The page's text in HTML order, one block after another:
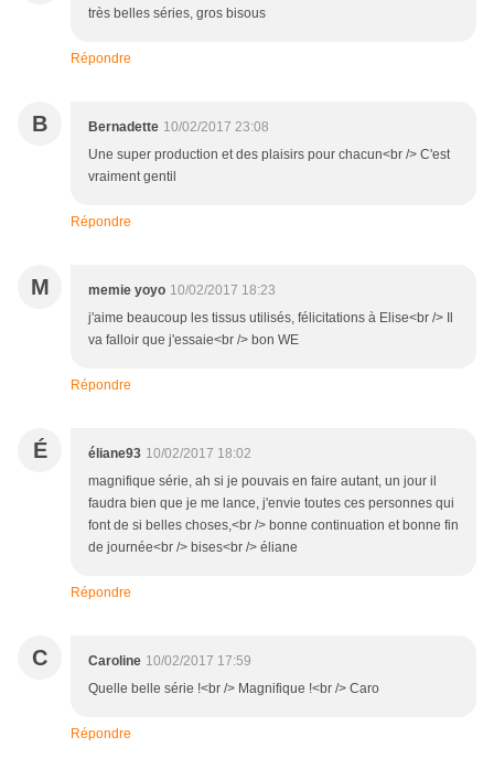
très belles séries, gros bisous
Répondre
B Bernadette 10/02/2017 23:08
Une super production et des plaisirs pour chacun<br /> C'est
vraiment gentil
Répondre
M memie yoyo 10/02/2017 18:23
j'aime beaucoup les tissus utilisés, félicitations à Elise<br /> Il
va falloir que j'essaie<br /> bon WE
Répondre
É éliane93 10/02/2017 18:02
magnifique série, ah si je pouvais en faire autant, un jour il
faudra bien que je me lance, j'envie toutes ces personnes qui
font de si belles choses,<br /> bonne continuation et bonne fin
de journée<br /> bises<br /> éliane
Répondre
C Caroline 10/02/2017 17:59
Quelle belle série !<br /> Magnifique !<br /> Caro
Répondre